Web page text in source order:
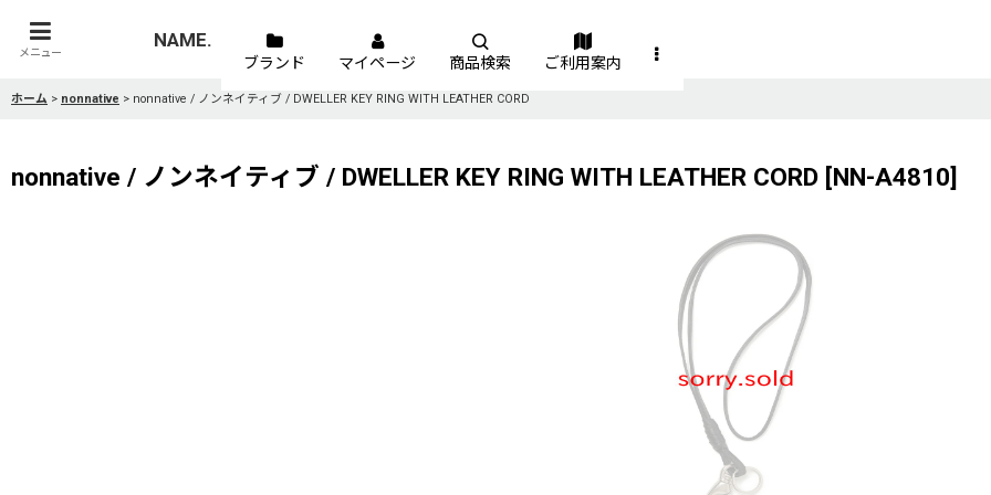
メニュー
NAME.
ブランド マイページ 商品検索 ご利用案内
ホーム > nonnative > nonnative / ノンネイティブ / DWELLER KEY RING WITH LEATHER CORD
nonnative / ノンネイティブ / DWELLER KEY RING WITH LEATHER CORD [NN-A4810]